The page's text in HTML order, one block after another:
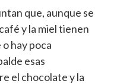
que, aunque se
y la miel tienen
hay poca
esas
el chocolate y la